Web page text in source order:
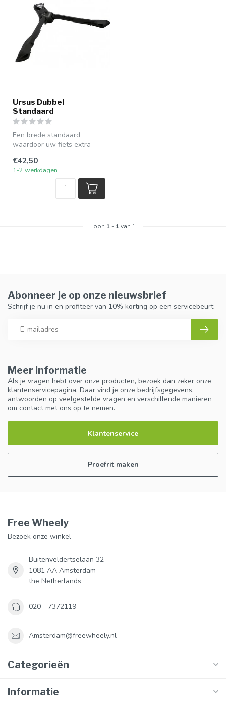
Ursus Dubbel
Standaard
Een brede standaard
waardoor uw fiets extra
€42,50
1-2 werkdagen
Toon 1 - 1van 1
Meer informatie
Als je vragen hebt over onze producten, bezoek dan zeker onze
klantenservicepagina. Daar vind je onze bedrijfsgegevens,
antwoorden op veelgestelde vragen en verschillende manieren
om contact met ons op te nemen.
Klantenservice
Proefrit maken
Abonneer je op onze nieuwsbrief
Schrijf je nu in en profiteer van 10% korting op een servicebeurt
Free Wheely
Bezoek onze winkel
Buitenveldertselaan 32
1081 AA Amsterdam
the Netherlands
020 - 7372119
Amsterdam@freewheely.nl
Categorieën
Informatie